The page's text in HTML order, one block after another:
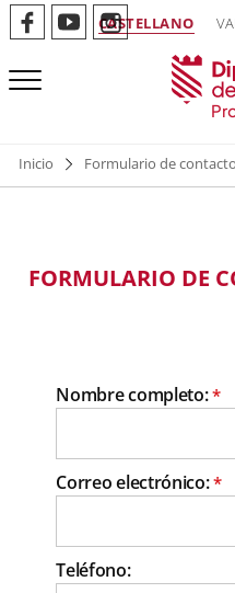
CASTELLANO
Inicio Formulario de contacto
FORMULARIO DE
Nombre completo:*
Correo electrónico:*
Teléfono: